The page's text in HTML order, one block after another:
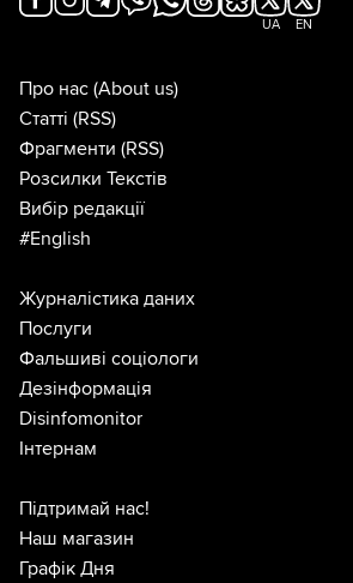
UA EN
Про нас (About us)
Статті (RSS)
Фрагменти (RSS)
Розсилки Текстів
Вибір редакції
#English
Журналістика даних
Послуги
Фальшиві соціологи
Дезінформація
Disinfomonitor
Інтернам
Підтримай нас!
Наш магазин
Графік Дня